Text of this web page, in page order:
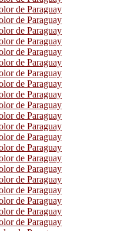
de Paraguay
de Paraguay
de Paraguay
de Paraguay
de Paraguay
de Paraguay
de Paraguay
de Paraguay
de Paraguay
de Paraguay
de Paraguay
de Paraguay
de Paraguay
de Paraguay
de Paraguay
de Paraguay
de Paraguay
de Paraguay
de Paraguay
de Paraguay
de Paraguay